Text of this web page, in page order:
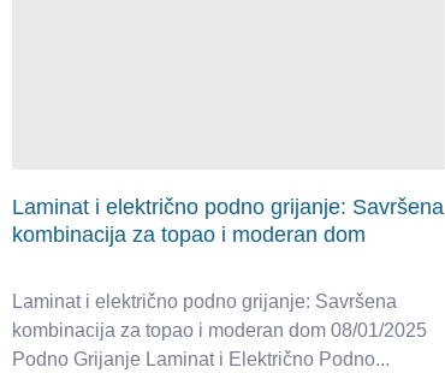
Laminat i električno podno grijanje: Savršena
kombinacija za topao i moderan dom
Laminat i električno podno grijanje: Savršena
kombinacija za topao i moderan dom 08/01/2025
Podno Grijanje Laminat i Električno Podno...